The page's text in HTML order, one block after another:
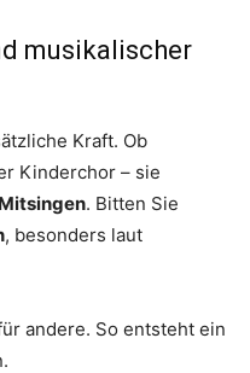
musikalischer
Kraft. Ob
Kinderchor – sie
Mitsingen. Bitten Sie
, besonders laut
andere. So entsteht ein